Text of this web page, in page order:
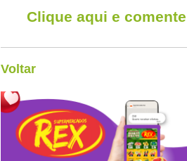
Clique aqui e
Voltar